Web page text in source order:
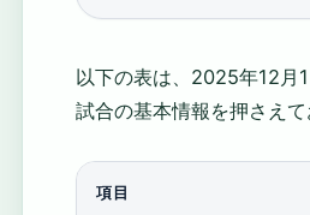
以下の表は、2025年12月
試合の基本情報を押さえて
項目